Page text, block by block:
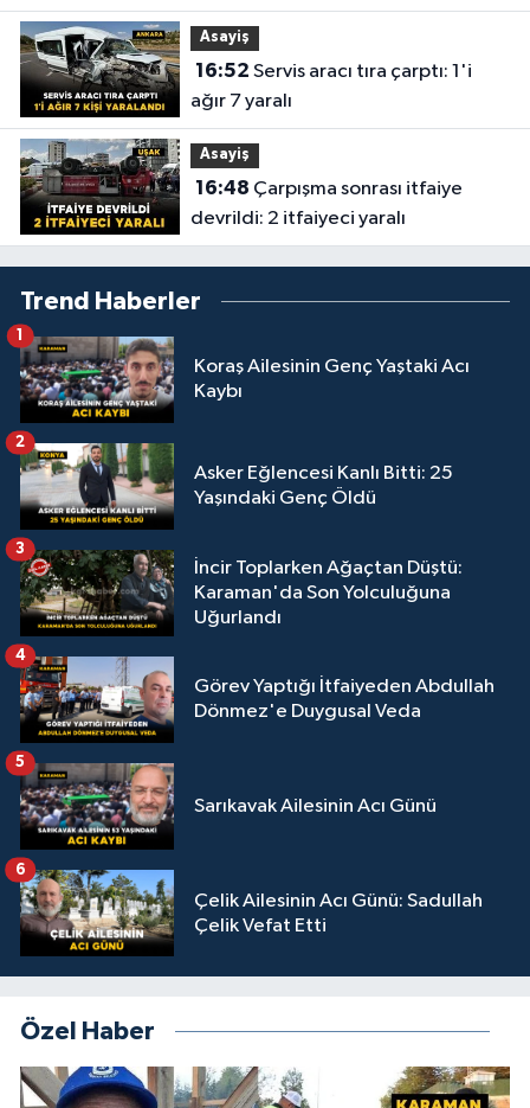
Asayiş
16:52
ağır 7 yaralı
Asayiş
16:48
devrildi: 2 itfaiyeci yaralı
Trend Haberler
Koraş Ailesinin Genç Yaştaki Acı
Kaybı
1
Asker Eğlencesi Kanlı Bitti: 25
Yaşındaki Genç Öldü
2
İncir Toplarken Ağaçtan Düştü:
Karaman'da Son Yolculuğuna
Uğurlandı
3
Görev Yaptığı İtfaiyeden Abdullah
Dönmez'e Duygusal Veda
4
Sarıkavak Ailesinin Acı Günü
5
Çelik Ailesinin Acı Günü: Sadullah
Çelik Vefat Etti
6
Özel Haber